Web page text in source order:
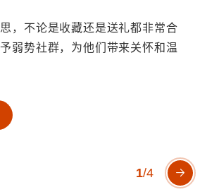
，不论是收藏还是送礼都非常合
弱势社群，为他们带来关怀和温
1/4
下一